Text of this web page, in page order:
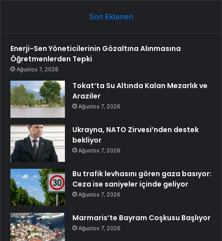
Son Eklenen
Enerji-Sen Yöneticilerinin Gözaltına Alınmasına
Öğretmenlerden Tepki
Ağustos 7, 2026
Tokat’ta Su Altında Kalan Mezarlık ve
Araziler
Ağustos 7, 2026
Ukrayna, NATO Zirvesi’nden destek
bekliyor
Ağustos 7, 2026
Bu trafik levhasını gören gaza basıyor:
Ceza ise saniyeler içinde geliyor
Ağustos 7, 2026
Marmaris’te Bayram Coşkusu Başlıyor
Ağustos 7, 2026